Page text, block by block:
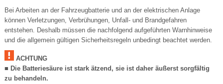
Bei Arbeiten an der Fahrzeugbatterie und an der elektrischen Anlage
können Verletzungen, Verbrühungen, Unfall- und Brandgefahren
entstehen. Deshalb müssen die nachfolgend aufgeführten Warnhinweise
und die allgemein gültigen Sicherheitsregeln unbedingt beachtet werden.
ACHTUNG
■ Die Batteriesäure ist stark ätzend, sie ist daher äußerst sorgfältig
zu behandeln.